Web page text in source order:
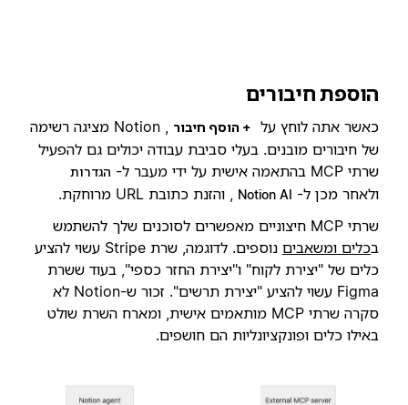
הוספת חיבורים
כאשר אתה לוחץ על + הוסף חיבור
, Notion מציגה רשימה
של חיבורים מובנים. בעלי סביבת עבודה יכולים גם להפעיל
שרתי MCP בהתאמה אישית על ידי מעבר ל-
הגדרות
ולאחר מכן ל- Notion AI
, והזנת כתובת URL מרוחקת.
שרתי MCP חיצוניים מאפשרים לסוכנים שלך להשתמש
בכלים ומשאבים
נוספים. לדוגמה, שרת Stripe עשוי להציע
כלים של "יצירת לקוח" ו"יצירת החזר כספי", בעוד ששרת
Figma עשוי להציע "יצירת תרשים". זכור ש-Notion לא
סקרה שרתי MCP מותאמים אישית, ומארח השרת שולט
באילו כלים ופונקציונליות הם חושפים.